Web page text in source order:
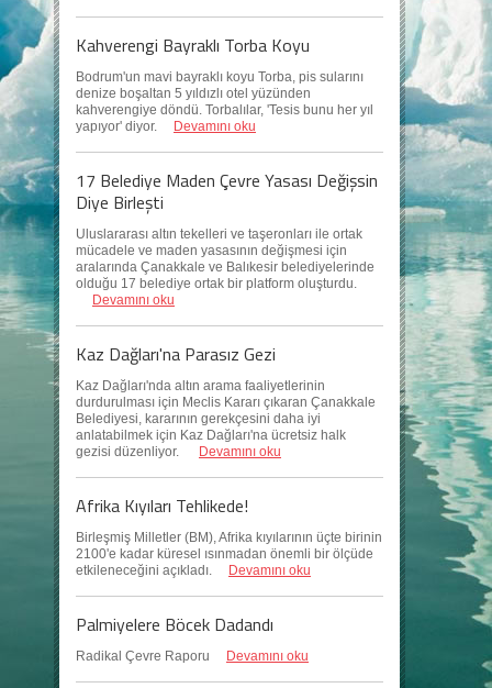
Kahverengi Bayraklı Torba Koyu
Bodrum'un mavi bayraklı koyu Torba, pis sularını
denize boşaltan 5 yıldızlı otel yüzünden
kahverengiye döndü. Torbalılar, 'Tesis bunu her yıl
yapıyor' diyor.
Devamını oku
17 Belediye Maden Çevre Yasası Değişsin
Diye Birleşti
Uluslararası altın tekelleri ve taşeronları ile ortak
mücadele ve maden yasasının değişmesi için
aralarında Çanakkale ve Balıkesir belediyelerinde
olduğu 17 belediye ortak bir platform oluşturdu.
Devamını oku
Kaz Dağları'na Parasız Gezi
Kaz Dağları'nda altın arama faaliyetlerinin
durdurulması için Meclis Kararı çıkaran Çanakkale
Belediyesi, kararının gerekçesini daha iyi
anlatabilmek için Kaz Dağları'na ücretsiz halk
gezisi düzenliyor.
Devamını oku
Afrika Kıyıları Tehlikede!
Birleşmiş Milletler (BM), Afrika kıyılarının üçte birinin
2100'e kadar küresel ısınmadan önemli bir ölçüde
etkileneceğini açıkladı.
Devamını oku
Palmiyelere Böcek Dadandı
Radikal Çevre Raporu Devamını oku